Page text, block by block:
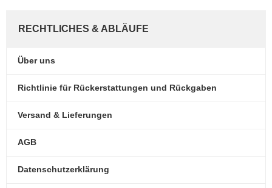
RECHTLICHES & ABLÄUFE
Über uns
Richtlinie für Rückerstattungen und Rückgaben
Versand & Lieferungen
AGB
Datenschutzerklärung